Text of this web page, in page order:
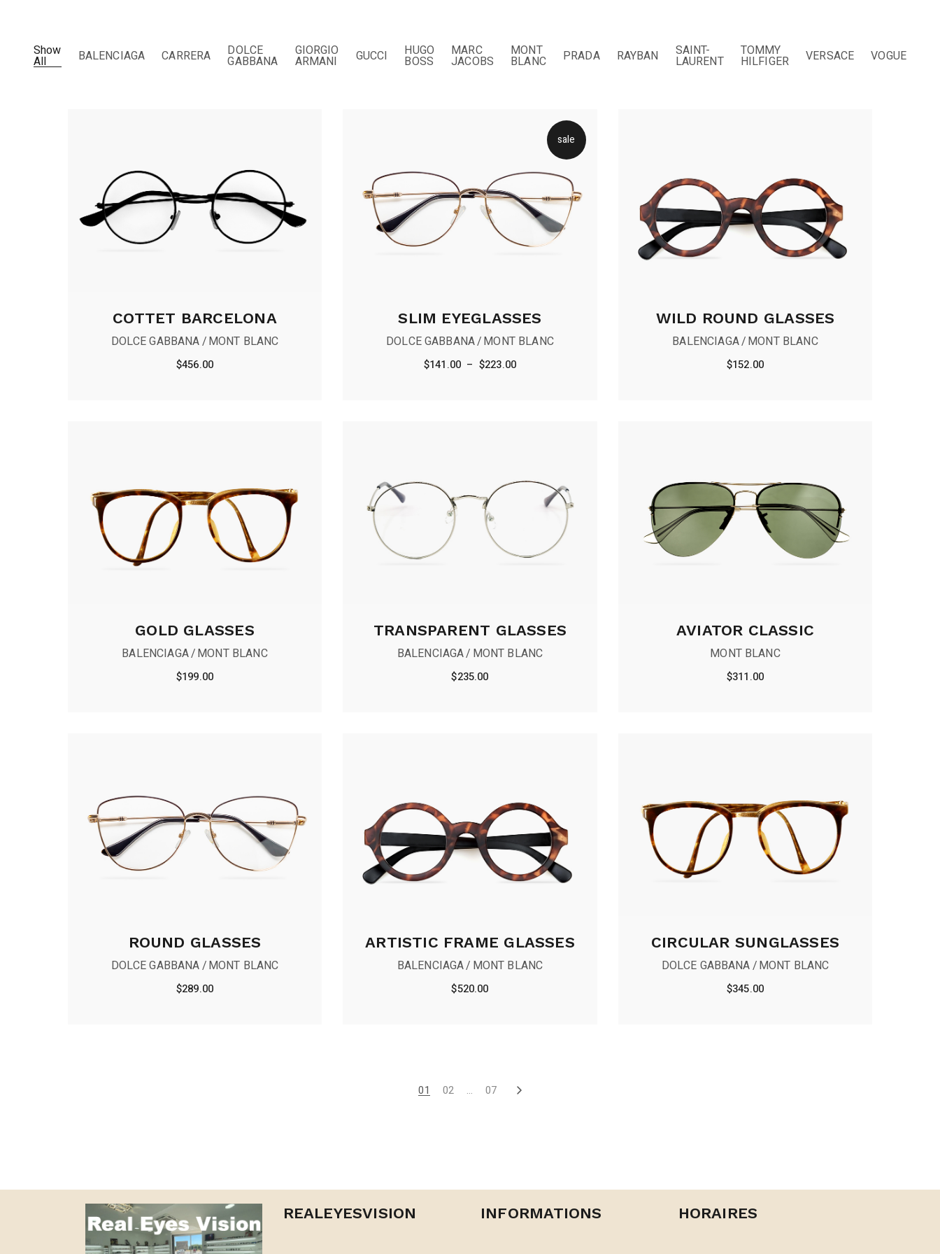
Show
All BALENCIAGA CARRERA DOLCE
GABBANA
GIORGIO
ARMANI GUCCI HUGO
BOSS
MARC
JACOBS
MONT
BLANC PRADA RAYBAN SAINT-
LAURENT
TOMMY
HILFIGER VERSACE VOGUE
COTTET BARCELONA
DOLCE GABBANA MONT BLANC
$456.00
sale
SLIM EYEGLASSES
DOLCE GABBANA MONT BLANC
$141.00 – $223.00
WILD ROUND GLASSES
BALENCIAGA MONT BLANC
$152.00
GOLD GLASSES
BALENCIAGA MONT BLANC
$199.00
TRANSPARENT GLASSES
BALENCIAGA MONT BLANC
$235.00
AVIATOR CLASSIC
MONT BLANC
$311.00
ROUND GLASSES
DOLCE GABBANA MONT BLANC
$289.00
ARTISTIC FRAME GLASSES
BALENCIAGA MONT BLANC
$520.00
CIRCULAR SUNGLASSES
DOLCE GABBANA MONT BLANC
$345.00
01 02 … 07
REALEYESVISION INFORMATIONS HORAIRES